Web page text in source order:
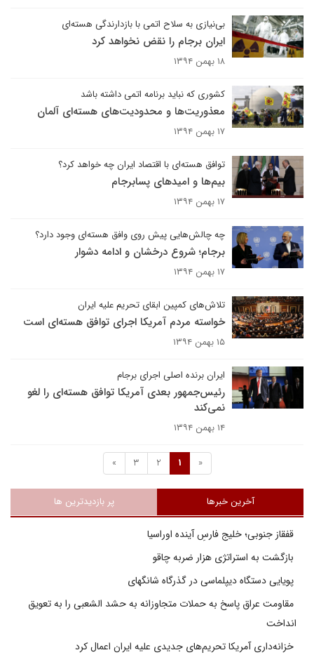
بی‌نیازی به سلاح اتمی با بازدارندگی هسته‌ای
ایران برجام را نقض نخواهد کرد
۱۸ بهمن ۱۳۹۴
کشوری که نباید برنامه اتمی داشته باشد
معذوریت‌ها و محدودیت‌های هسته‌ای آلمان
۱۷ بهمن ۱۳۹۴
توافق هسته‌ای با اقتصاد ایران چه خواهد کرد؟
بیم‌ها و امید‌های پسابرجام
۱۷ بهمن ۱۳۹۴
چه چالش‌هایی پیش روی وافق هسته‌ای وجود دارد؟
برجام؛ شروع درخشان و ادامه دشوار
۱۷ بهمن ۱۳۹۴
تلاش‌های کمپین ابقای تحریم‌ علیه ایران
خواسته مردم آمریکا اجرای توافق هسته‌ای است
۱۵ بهمن ۱۳۹۴
ایران برنده اصلی اجرای برجام
رئیس‌جمهور بعدی آمریکا توافق هسته‌ای را لغو
نمی‌کند
۱۴ بهمن ۱۳۹۴
«
1
2
3
»
آخرین خبرها پر بازدیدترین ها
قفقاز جنوبی؛ خلیج فارسِ آینده اوراسیا
بازگشت به استراتژی هزار ضربه چاقو
پویایی دستگاه دیپلماسی در گذرگاه شانگهای
مقاومت عراق پاسخ به حملات متجاوزانه به حشد الشعبی را به تعویق
انداخت
خزانه‌داری آمریکا تحریم‌های جدیدی علیه ایران اعمال کرد